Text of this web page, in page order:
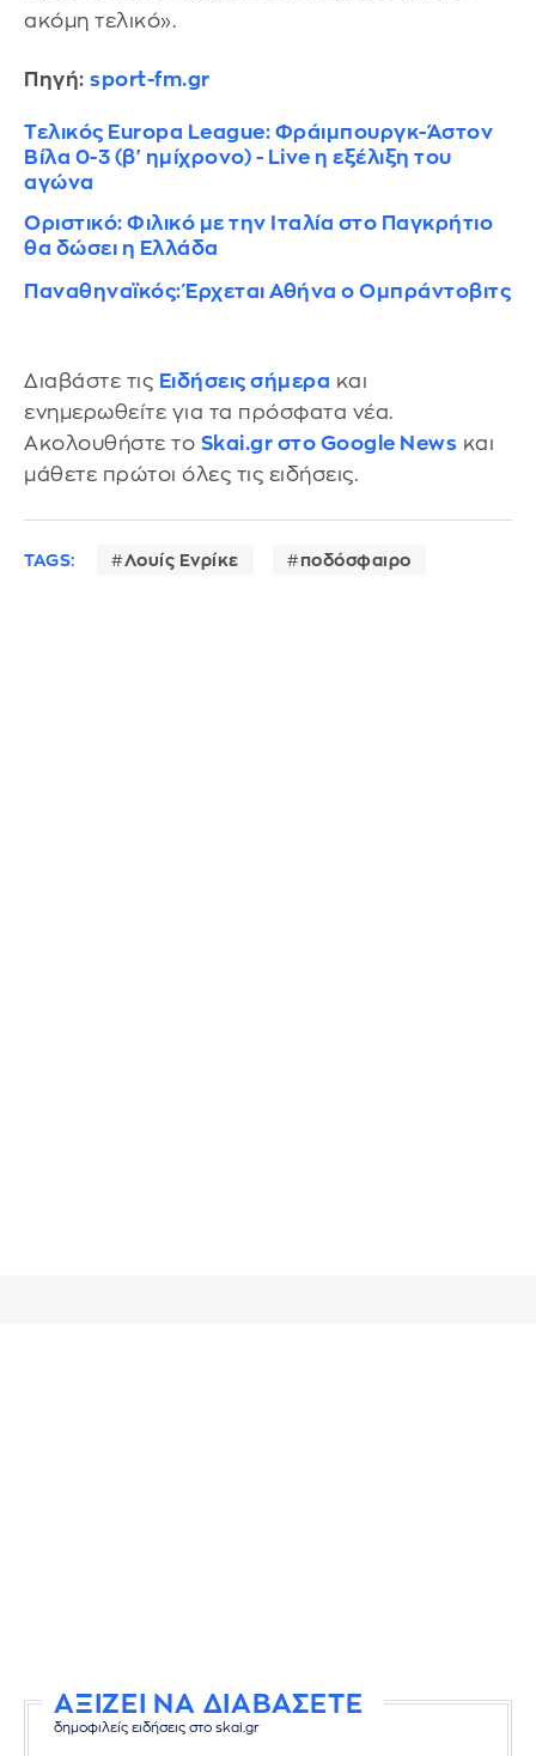
ακόμη τελικό».
Πηγή: sport-fm.gr
Τελικός Europa League: Φράιμπουργκ-Άστον
Βίλα 0-3 (β' ημίχρονο) - Live η εξέλιξη του
αγώνα
Οριστικό: Φιλικό με την Ιταλία στο Παγκρήτιο
θα δώσει η Ελλάδα
Παναθηναϊκός: Έρχεται Αθήνα ο Ομπράντοβιτς
Διαβάστε τις Ειδήσεις σήμερα και
ενημερωθείτε για τα πρόσφατα νέα.
Ακολουθήστε το Skai.gr στο Google News και
μάθετε πρώτοι όλες τις ειδήσεις.
TAGS: Λουίς Ενρίκε ποδόσφαιρο
ΑΞΙΖΕΙ ΝΑ ΔΙΑΒΑΣΕΤΕ
δημοφιλείς ειδήσεις στο skai.gr